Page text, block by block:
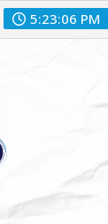
5:23:08 PM